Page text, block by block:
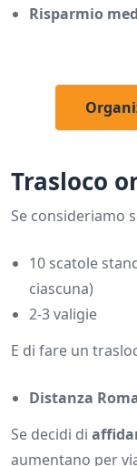
Risparmio
Trasloco
Se consideriamo
10 scatole
ciascuna)
2-3 valigie
E di fare un
Distanza
Se decidi di
aumentano per